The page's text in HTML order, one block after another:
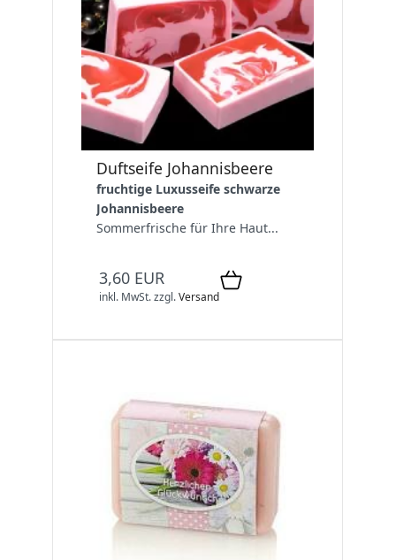
Duftseife Johannisbeere
fruchtige Luxusseife schwarze
Johannisbeere
Sommerfrische für Ihre Haut...
3,60 EUR
inkl. MwSt.zzgl.Versand